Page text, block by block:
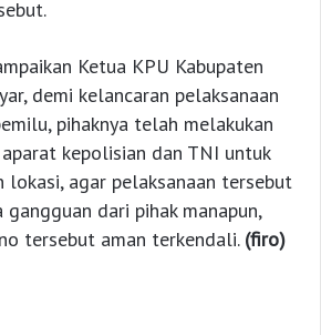
Ketua KPU Kabupaten
demi kelancaran pelaksanaan
pihaknya telah melakukan
kepolisian dan TNI untuk
lokasi, agar pelaksanaan tersebut
dari pihak manapun,
tersebut aman terkendali. (firo)